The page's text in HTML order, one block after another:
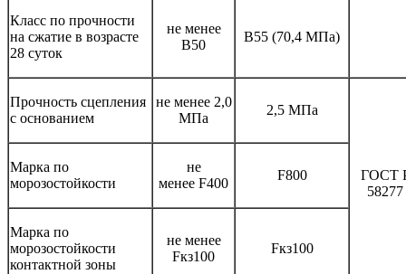
Класс по прочности
на сжатие в возрасте
28 суток
не менее
В50
В55 (70,4 МПа)
Прочность сцепления
с основанием
не менее 2,0
МПа
2,5 МПа
ГОСТ
58277
Марка по
морозостойкости
не
менее F400
F800
Марка по
морозостойкости
контактной зоны
не менее
Fкз100
Fкз100